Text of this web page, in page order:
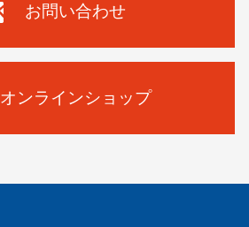
お問い合わせ
オンラインショップ